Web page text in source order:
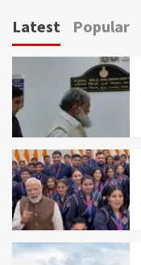
Latest Popular